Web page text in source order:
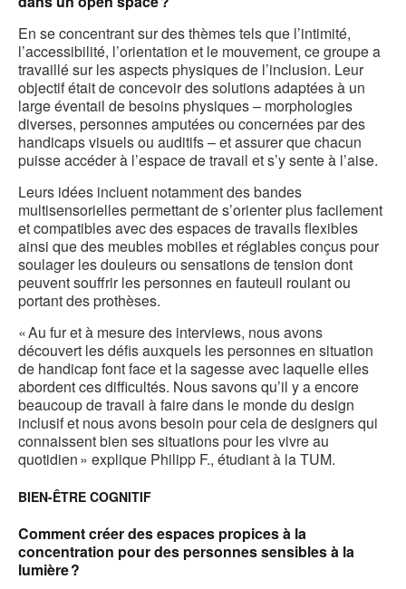
En se concentrant sur des thèmes tels que l’intimité,
l’accessibilité, l’orientation et le mouvement, ce groupe a
travaillé sur les aspects physiques de l’inclusion. Leur
objectif était de concevoir des solutions adaptées à un
large éventail de besoins physiques – morphologies
diverses, personnes amputées ou concernées par des
handicaps visuels ou auditifs – et assurer que chacun
puisse accéder à l’espace de travail et s’y sente à l’aise.
Leurs idées incluent notamment des bandes
multisensorielles permettant de s’orienter plus facilement
et compatibles avec des espaces de travails flexibles
ainsi que des meubles mobiles et réglables conçus pour
soulager les douleurs ou sensations de tension dont
peuvent souffrir les personnes en fauteuil roulant ou
portant des prothèses.
« Au fur et à mesure des interviews, nous avons
découvert les défis auxquels les personnes en situation
de handicap font face et la sagesse avec laquelle elles
abordent ces difficultés. Nous savons qu’il y a encore
beaucoup de travail à faire dans le monde du design
inclusif et nous avons besoin pour cela de designers qui
connaissent bien ses situations pour les vivre au
quotidien » explique Philipp F., étudiant à la TUM.
BIEN-ÊTRE COGNITIF
Comment créer des espaces propices à la
concentration pour des personnes sensibles à la
lumière ?